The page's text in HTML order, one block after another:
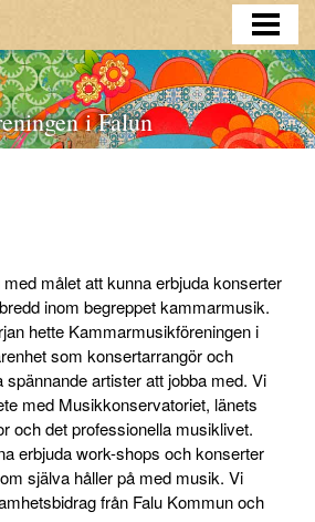
i Falun
målet att kunna erbjuda konserter
inom begreppet kammarmusik.
hette Kammarmusikföreningen i
som konsertarrangör och
artister att jobba med. Vi
med Musikkonservatoriet, länets
och det professionella musiklivet.
erbjuda work-shops och konserter
själva håller på med musik. Vi
från Falu Kommun och